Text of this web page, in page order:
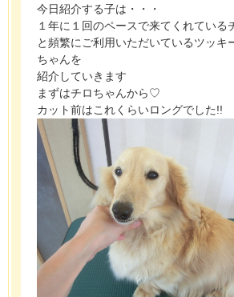
今日紹介する子は・・・
１年に１回のペースで来てくれている
と頻繁にご利用いただいているツッキ
ちゃんを
紹介していきます
まずはチロちゃんから♡
カット前はこれくらいロングでした!!